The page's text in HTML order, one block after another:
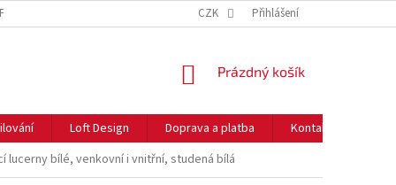
O COOKIES NEJČASTĚJŠÍ OTÁZKY
CZK Přihlášení
NÁKUPNÍ
Prázdný košík
Loft Design Doprava a platba Kontakty
lucerny bílé, venkovní i vnitřní, studená bílá